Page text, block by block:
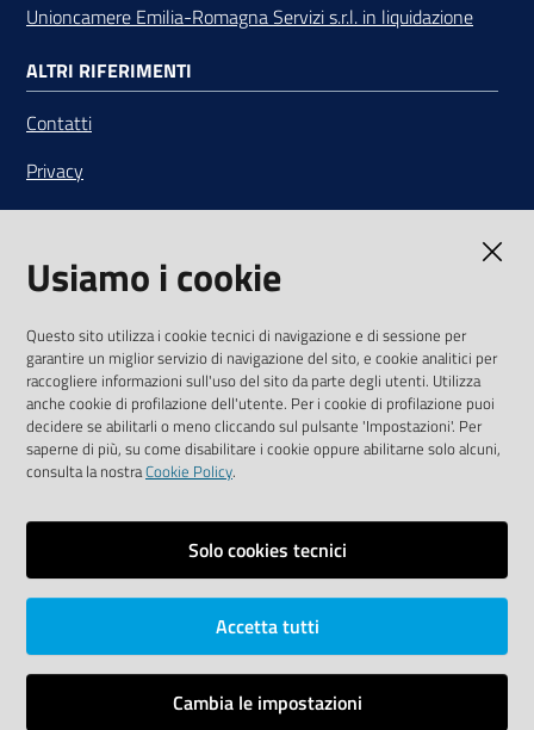
Unioncamere Emilia-Romagna Servizi s.r.l. in liquidazione
ALTRI RIFERIMENTI
Contatti
Privacy
Note legali
Media Policy
SEGUICI SU
YoutubeTwitterLinkedinFacebookInstagram
Vai alla pagina
Area riservata
Dichiarazione di accessibilità
Usiamo i cookie
Questo sito utilizza i cookie tecnici di navigazione e di sessione per
garantire un miglior servizio di navigazione del sito, e cookie analitici per
raccogliere informazioni sull'uso del sito da parte degli utenti. Utilizza
anche cookie di profilazione dell'utente. Per i cookie di profilazione puoi
decidere se abilitarli o meno cliccando sul pulsante 'Impostazioni'. Per
saperne di più, su come disabilitare i cookie oppure abilitarne solo alcuni,
consulta la nostraCookie Policy.
Solo cookies tecnici
Accetta tutti
Cambia le impostazioni